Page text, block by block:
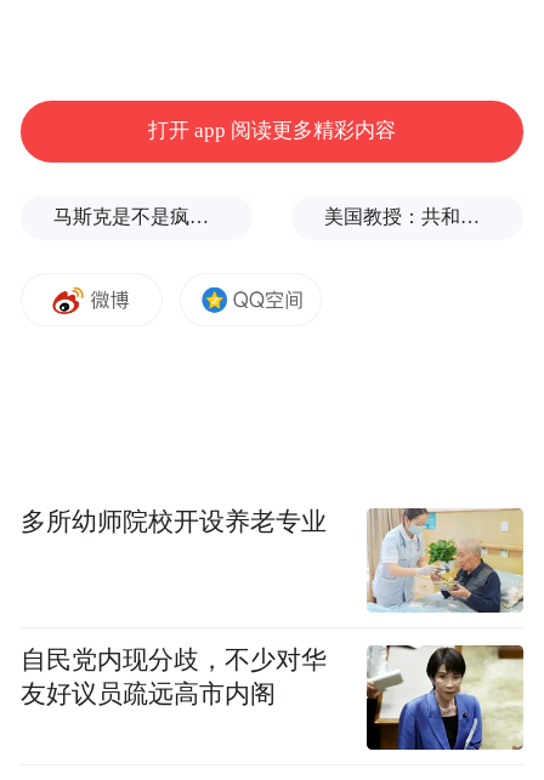
会上，区委书记申洪业再次通报火灾事故情
况，从多个维度认真分析事故产生原因。他
刻，暴露出安全生产“四方”责任仍未压紧压
须深刻反思思想认识、工作制度、工作作风
开展事故复盘反思就是要查漏洞、补短板，
切实提升安全工作的预见性、主动性，坚决
防范化解各类风险隐患。要始终牢记“发现不
制，构建“日常巡查+专项督查+联合执法”的
立体化监督体系，对排查发现的各类风险隐
患，以更大力度、更实举措坚决整改到位。
打开 app 阅读更多精彩内容
马斯克是不是疯了？要发射1000000颗 美国教授：共和党中期选举本是逆风局，没想到对手烂成“神助攻”
多所幼师院校开设养老专业
自民党内现分歧，不少对华
友好议员疏远高市内阁